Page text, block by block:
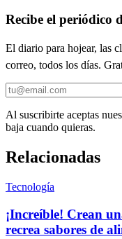
Recibe el periódico
El diario para hojear, las
correo, todos los días.
Al suscribirte aceptas
baja cuando quieras.
Relacionadas
Tecnología
¡Increíble! Crean
recrea sabores de